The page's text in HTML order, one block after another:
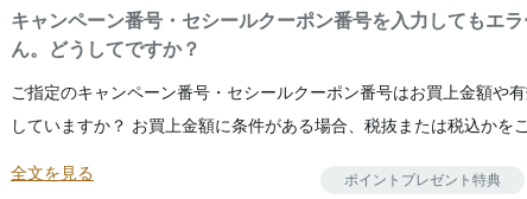
キャンペーン番号・セシールクーポン番号を入力してもエ
ん。どうしてですか？
ご指定のキャンペーン番号・セシールクーポン番号はお買上金額や
していますか？ お買上金額に条件がある場合、税抜または税込かをご
全文を見る ポイントプレゼント特典